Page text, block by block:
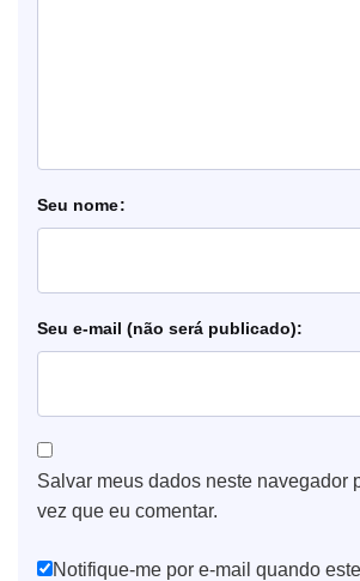
nome
e-mail
Salvar meus dados neste navegador
vez que eu comentar.
Notifique-me por e-mail quando